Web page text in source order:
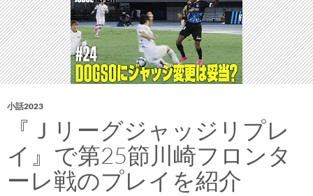
ツ
へ
ス
キ
ッ
プ
小話2023
『Ｊリーグジャッジリプレ
イ』で第25節川崎フロンタ
ーレ戦のプレイを紹介